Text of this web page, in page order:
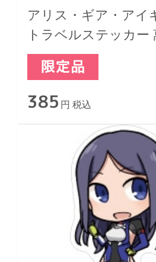
アリス・ギア・アイ
トラベルステッカー
385 円 税込